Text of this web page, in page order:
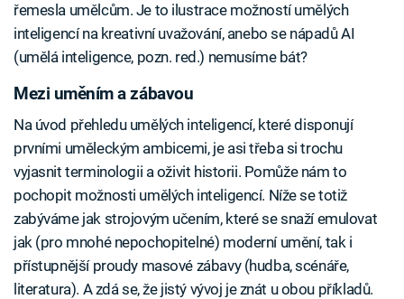
řemesla umělcům. Je to ilustrace možností umělých
inteligencí na kreativní uvažování, anebo se nápadů AI
(umělá inteligence, pozn. red.) nemusíme bát?
Mezi uměním a zábavou
Na úvod přehledu umělých inteligencí, které disponují
prvními uměleckým ambicemi, je asi třeba si trochu
vyjasnit terminologii a oživit historii. Pomůže nám to
pochopit možnosti umělých inteligencí. Níže se totiž
zabýváme jak strojovým učením, které se snaží emulovat
jak (pro mnohé nepochopitelné) moderní umění, tak i
přístupnější proudy masové zábavy (hudba, scénáře,
literatura). A zdá se, že jistý vývoj je znát u obou příkladů.